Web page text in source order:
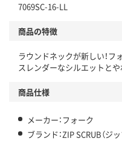
7069SC-16-LL
商品の特徴
ラウンドネックが新しい！フ
スレンダーなシルエットと
商品仕様
メーカー：フォーク
ブランド：ZIP SCRUB（ジ